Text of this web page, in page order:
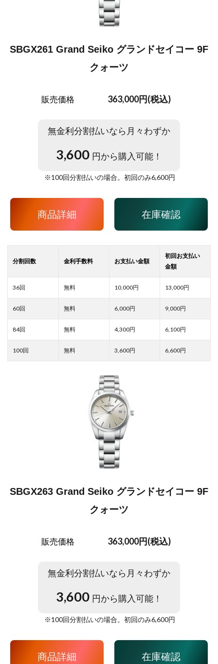
SBGX261 Grand Seiko グランドセイコー 9F
クォーツ
販売価格 363,000円(税込)
無金利分割払いなら月々わずか
3,600 円から購入可能！
※100回分割払いの場合。初回のみ6,600円
商品詳細 在庫確認
10,000 13,000
6,000 9,000
4,300 6,100
3,600 6,600
SBGX263 Grand Seiko グランドセイコー 9F
クォーツ
販売価格 363,000円(税込)
無金利分割払いなら月々わずか
3,600 円から購入可能！
※100回分割払いの場合。初回のみ6,600円
商品詳細 在庫確認